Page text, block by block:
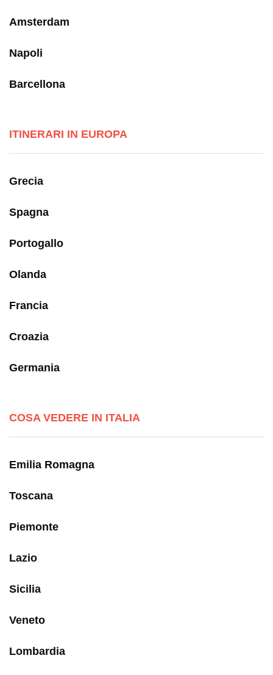
Amsterdam
Napoli
Barcellona
ITINERARI IN EUROPA
Grecia
Spagna
Portogallo
Olanda
Francia
Croazia
Germania
COSA VEDERE IN ITALIA
Emilia Romagna
Toscana
Piemonte
Lazio
Sicilia
Veneto
Lombardia